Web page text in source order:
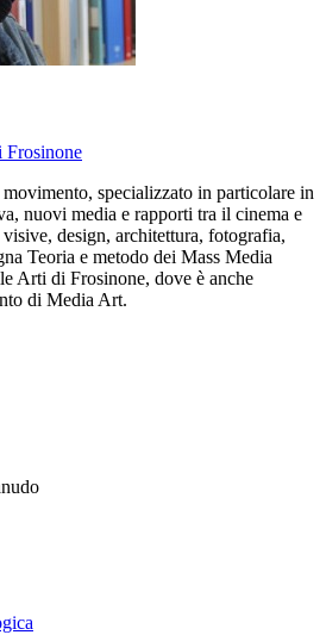
Frosinone
specializzato in particolare in
nuovi media e rapporti tra il cinema e
design, architettura, fotografia,
Teoria e metodo dei Mass Media
Arti di Frosinone, dove è anche
di Media Art.